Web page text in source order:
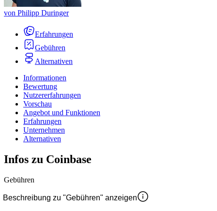
von Philipp Duringer
Erfahrungen
Gebühren
Alternativen
Informationen
Bewertung
Nutzererfahrungen
Vorschau
Angebot und Funktionen
Erfahrungen
Unternehmen
Alternativen
Infos zu Coinbase
Gebühren
Beschreibung zu "Gebühren" anzeigen